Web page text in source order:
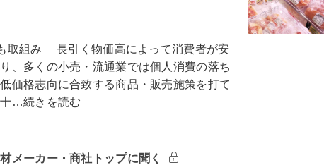
取組み 長引く物価高によって消費者が安
、多くの小売・流通業では個人消費の落ち
価格志向に合致する商品・販売施策を打て
…続きを読む
メーカー・商社トップに聞く